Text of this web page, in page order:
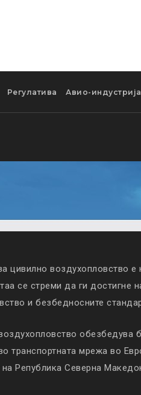
Регулатива Авио-индустрија
цивилно воздухопловство
се стреми да ги достигне
и безбедносните
обезбедува
транспортната мрежа во
Република Северна